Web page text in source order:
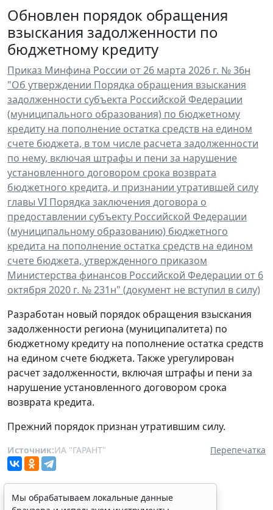
Обновлен порядок обращения
взыскания задолженности по
бюджетному кредиту
Приказ Минфина России от 26 марта 2026 г. № 36н
"Об утверждении Порядка обращения взыскания
задолженности субъекта Российской Федерации
(муниципального образования) по бюджетному
кредиту на пополнение остатка средств на едином
счете бюджета, в том числе расчета задолженности
по нему, включая штрафы и пени за нарушение
установленного договором срока возврата
бюджетного кредита, и признании утратившей силу
главы VI Порядка заключения договора о
предоставлении субъекту Российской Федерации
(муниципальному образованию) бюджетного
кредита на пополнение остатка средств на едином
счете бюджета, утвержденного приказом
Министерства финансов Российской Федерации от 6
октября 2020 г. № 231н" (документ не вступил в силу)
Разработан новый порядок обращения взыскания
задолженности региона (муниципалитета) по
бюджетному кредиту на пополнение остатка средств
на едином счете бюджета. Также урегулирован
расчет задолженности, включая штрафы и пени за
нарушение установленного договором срока
возврата кредита.
Прежний порядок признан утратившим силу.
Источник:ИА "ГАРАНТ" Перепечатка
Мы обрабатываем локальные данные